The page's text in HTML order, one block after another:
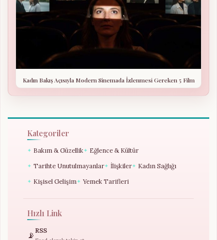
Kadın Bakış Açısıyla Modern Sinemada İzlenmesi Gereken 5 Film
Kategoriler
✦ Bakım & Güzellik✦ Eğlence & Kültür
✦ Tarihte Unutulmayanlar✦ İlişkiler✦ Kadın Sağlığı
✦ Kişisel Gelişim✦ Yemek Tarifleri
Hızlı Link
📡 RSS